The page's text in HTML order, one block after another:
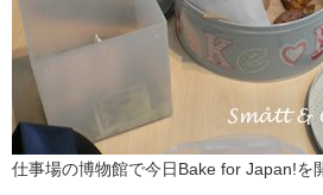
仕事場の博物館で今日Bake for Japan!を